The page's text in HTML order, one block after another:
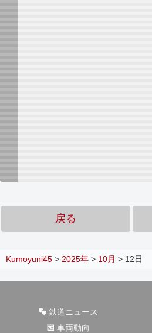
戻る
Kumoyuni45 > 2025年 > 10月 > 12日
鉄道ニュース
車両動向